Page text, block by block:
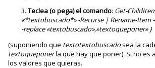
Teclea (o pega) el comando: Get-
«*textobuscado*» -Recurse | Rename-Item
-replace «textobuscado»,»textoqueponer» }
(suponiendo que textotextobuscadosea la
textoqueponerla que hay que poner). Si no es
los valores que quieras.